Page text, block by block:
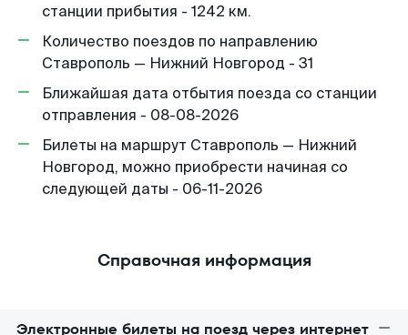
станции прибытия - 1242 км.
Количество поездов по направлению
Ставрополь — Нижний Новгород - 31
Ближайшая дата отбытия поезда со станции
отправления - 08-08-2026
Билеты на маршрут Ставрополь — Нижний
Новгород, можно приобрести начиная со
следующей даты - 06-11-2026
Справочная информация
Электронные билеты на поезд через интернет